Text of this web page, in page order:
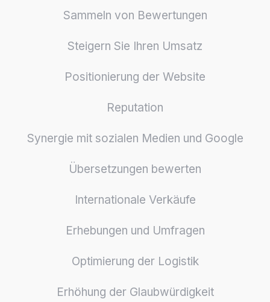
Sammeln von Bewertungen
Steigern Sie Ihren Umsatz
Positionierung der Website
Reputation
Synergie mit sozialen Medien und Google
Übersetzungen bewerten
Internationale Verkäufe
Erhebungen und Umfragen
Optimierung der Logistik
Erhöhung der Glaubwürdigkeit